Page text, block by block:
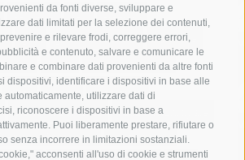
da fonti diverse, sviluppare e
dati limitati per la selezione dei contenuti,
e rilevare frodi, correggere errori,
e contenuto, salvare e comunicare le
e combinare dati provenienti da altre fonti
dispositivi, identificare i dispositivi in base alle
automaticamente, utilizzare dati di
riconoscere i dispositivi in base a
Puoi liberamente prestare, rifiutare o
senza incorrere in limitazioni sostanziali.
acconsenti all'uso di cookie e strumenti
covid-19 eav
elezioni
gori guardia costiera
incidente
mare
massa lubrense
Meta napoli
ordinanza
piano di sorrento
polizia municipale
Campania
sant'agnello